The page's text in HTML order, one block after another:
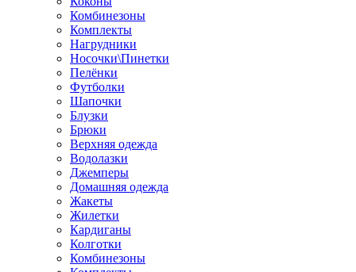
Комбинезоны
Комплекты
Нагрудники
Носочки\Пинетки
Пелёнки
Футболки
Шапочки
Блузки
Брюки
Верхняя одежда
Водолазки
Джемперы
Домашняя одежда
Жакеты
Жилетки
Кардиганы
Колготки
Комбинезоны